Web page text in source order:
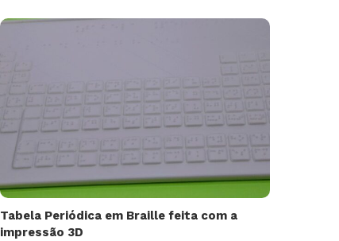
Tabela Periódica em Braille feita com a
impressão 3D